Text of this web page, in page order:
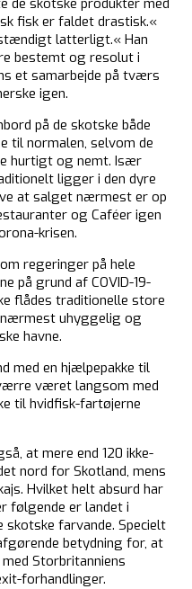
fisk er faldet drastisk.«
latterligt.« Han
bestemt og resolut i
et samarbejde på tværs
igen.
på de skotske både
til normalen, selvom de
hurtigt og nemt. Især
ligger i den dyre
at salget nærmest er op
og Caféer igen
krisen.
regeringer på hele
på grund af COVID-19-
flådes traditionelle store
nærmest uhyggelig og
havne.
med en hjælpepakke til
været langsom med
til hvidfisk-fartøjerne
at mere end 120 ikke-
nord for Skotland, mens
Hvilket helt absurd har
følgende er landet i
farvande. Specielt
betydning for, at
Storbritanniens
forhandlinger.